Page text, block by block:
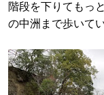
階段を下りてもっ
の中洲まで歩いて